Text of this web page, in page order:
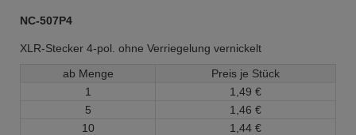
NC-507P4
XLR-Stecker 4-pol. ohne Verriegelung vernickelt
ab Menge
Preis je Stück
1
1, 49 €
5
1, 46 €
10
1, 44 €